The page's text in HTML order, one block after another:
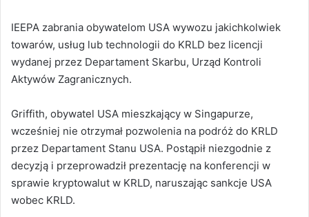
IEEPA zabrania obywatelom USA wywozu jakichkolwiek
towarów, usług lub technologii do KRLD bez licencji
wydanej przez Departament Skarbu, Urząd Kontroli
Aktywów Zagranicznych.
Griffith, obywatel USA mieszkający w Singapurze,
wcześniej nie otrzymał pozwolenia na podróż do KRLD
przez Departament Stanu USA. Postąpił niezgodnie z
decyzją i przeprowadził prezentację na konferencji w
sprawie kryptowalut w KRLD, naruszając sankcje USA
wobec KRLD.